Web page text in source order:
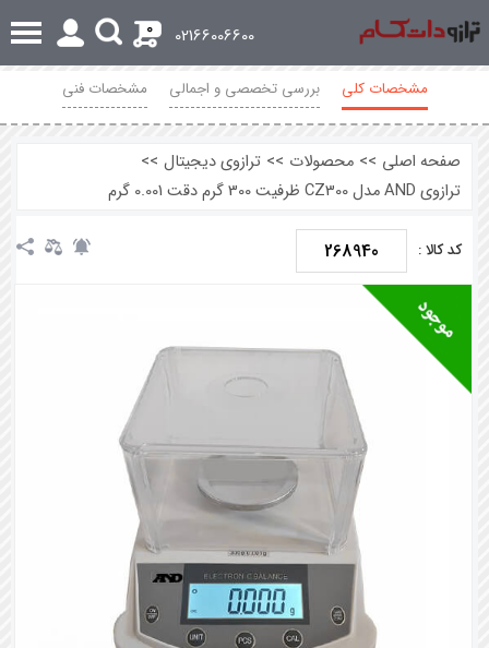
02166006600
0
مشخصات کلی بررسی تخصصی و اجمالی مشخصات فنی
صفحه اصلی >> محصولات >> ترازوی دیجیتال >>
ترازوی AND مدل CZ300 ظرفیت 300 گرم دقت 0.001 گرم
کد کالا : 268940